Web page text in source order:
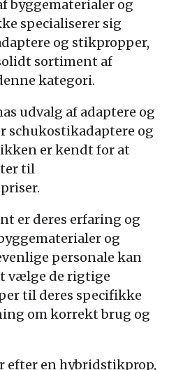
byggematerialer og
specialiserer sig
og stikpropper,
sortiment af
kategori.
udvalg af adaptere og
schukostikadaptere og
er kendt for at
til
er deres erfaring og
og
personale kan
vælge de rigtige
til deres specifikke
om korrekt brug og
efter en hybridstikprop,